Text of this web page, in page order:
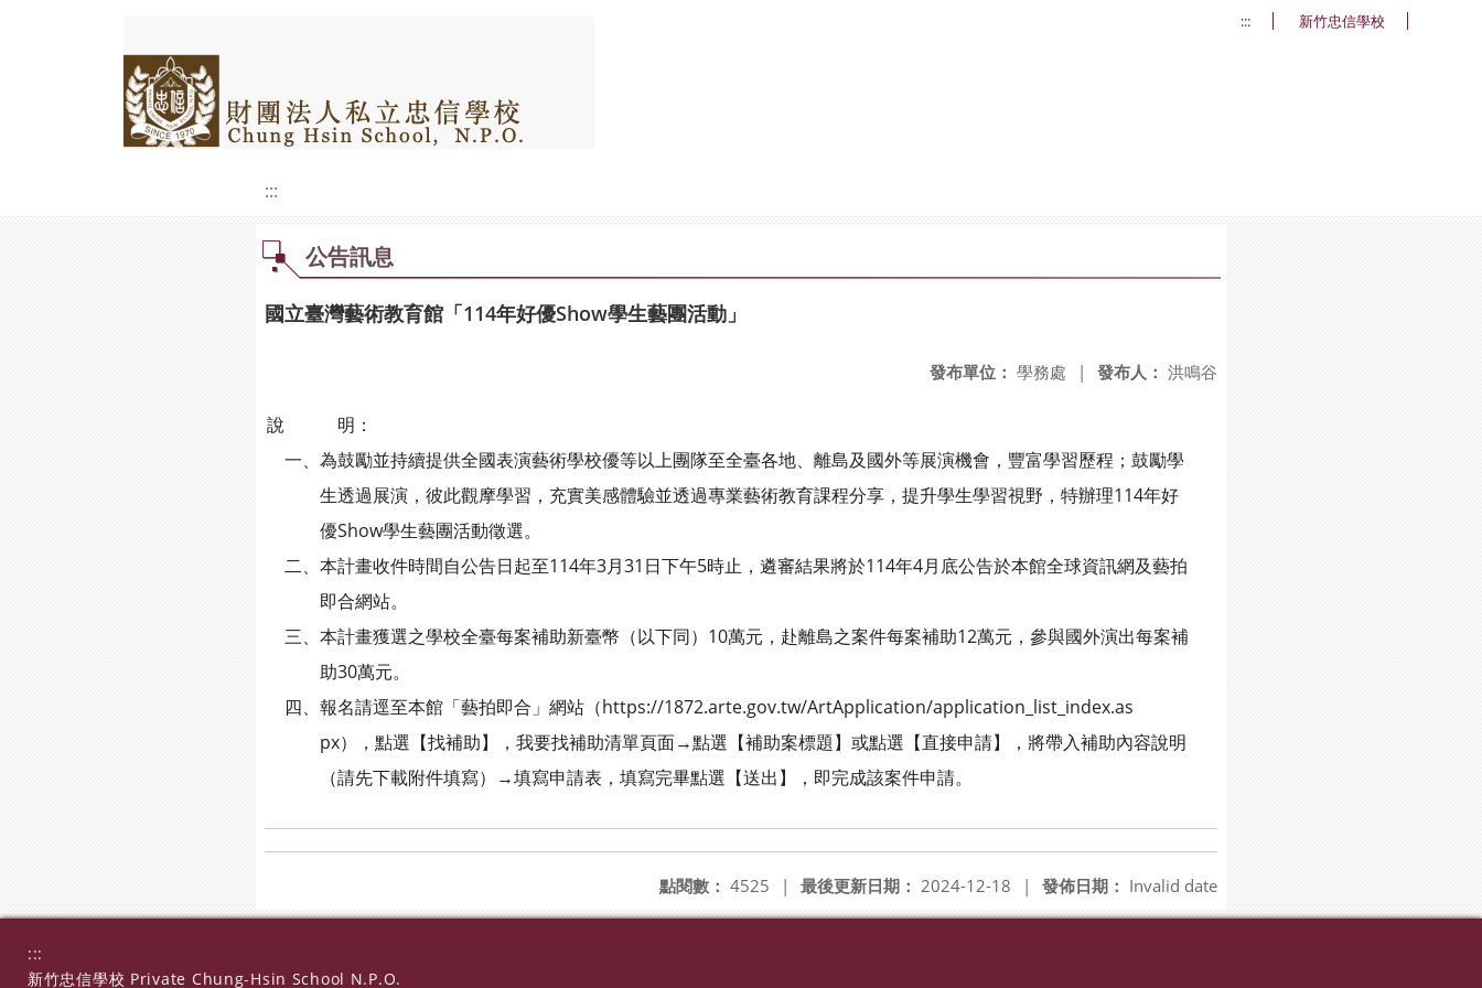
::: 新竹忠信學校
:::
公告訊息
國立臺灣藝術教育館「114年好優Show學生藝團活動」
發布人： 洪鳴谷
發布單位： 學務處 |
說 明：
一、為鼓勵並持續提供全國表演藝術學校優等以上團隊至全臺各地、離島及國外等展演機會，豐富學習歷程；鼓勵學
生透過展演，彼此觀摩學習，充實美感體驗並透過專業藝術教育課程分享，提升學生學習視野，特辦理114年好
優Show學生藝團活動徵選。
二、本計畫收件時間自公告日起至114年3月31日下午5時止，遴審結果將於114年4月底公告於本館全球資訊網及藝拍
即合網站。
三、本計畫獲選之學校全臺每案補助新臺幣（以下同）10萬元，赴離島之案件每案補助12萬元，參與國外演出每案補
助30萬元。
四、報名請逕至本館「藝拍即合」網站（https://1872.arte.gov.tw/ArtApplication/application_list_index.as
px），點選【找補助】，我要找補助清單頁面→點選【補助案標題】或點選【直接申請】，將帶入補助內容說明
（請先下載附件填寫）→填寫申請表，填寫完畢點選【送出】，即完成該案件申請。
發佈日期： Invalid date
最後更新日期： 2024-12-18 |
點閱數： 4525 |
:::
新竹忠信學校 Private Chung-Hsin School N.P.O.